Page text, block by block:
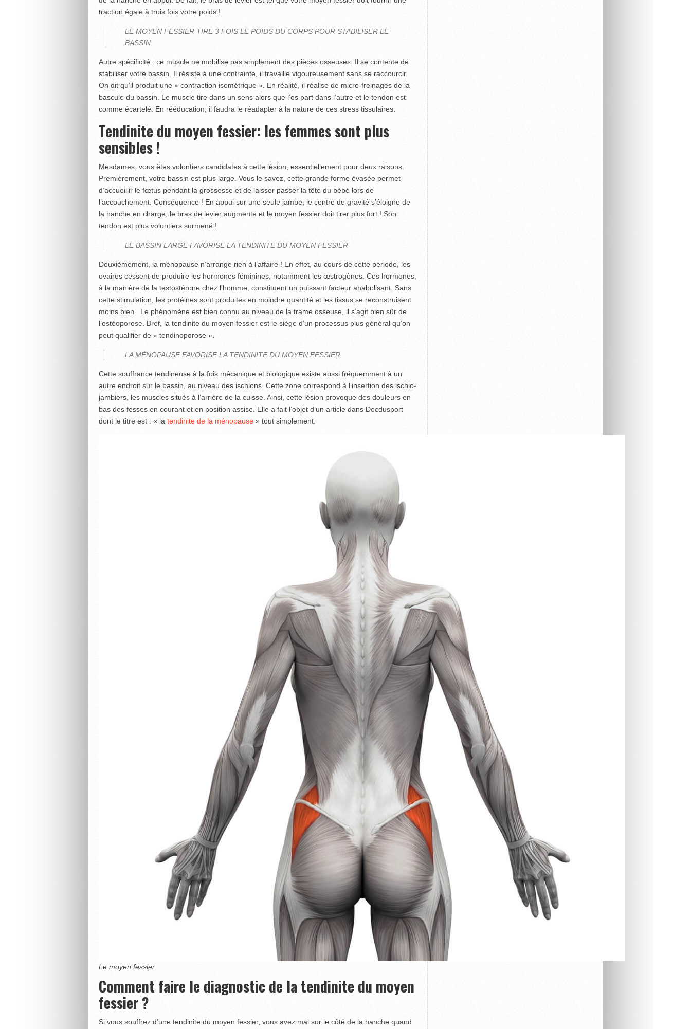
traction égale à trois fois votre poids !
LE MOYEN FESSIER TIRE 3 FOIS LE POIDS DU CORPS POUR STABILISER LE
BASSIN
Autre spécificité : ce muscle ne mobilise pas amplement des pièces osseuses. Il se contente de
stabiliser votre bassin. Il résiste à une contrainte, il travaille vigoureusement sans se raccourcir.
On dit qu’il produit une « contraction isométrique ». En réalité, il réalise de micro-freinages de la
bascule du bassin. Le muscle tire dans un sens alors que l’os part dans l’autre et le tendon est
comme écartelé. En rééducation, il faudra le réadapter à la nature de ces stress tissulaires.
Tendinite du moyen fessier: les femmes sont plus
sensibles !
Mesdames, vous êtes volontiers candidates à cette lésion, essentiellement pour deux raisons.
Premièrement, votre bassin est plus large. Vous le savez, cette grande forme évasée permet
d’accueillir le fœtus pendant la grossesse et de laisser passer la tête du bébé lors de
l’accouchement. Conséquence ! En appui sur une seule jambe, le centre de gravité s’éloigne de
la hanche en charge, le bras de levier augmente et le moyen fessier doit tirer plus fort ! Son
tendon est plus volontiers surmené !
LE BASSIN LARGE FAVORISE LA TENDINITE DU MOYEN FESSIER
Deuxièmement, la ménopause n’arrange rien à l’affaire ! En effet, au cours de cette période, les
ovaires cessent de produire les hormones féminines, notamment les œstrogènes. Ces hormones,
à la manière de la testostérone chez l’homme, constituent un puissant facteur anabolisant. Sans
cette stimulation, les protéines sont produites en moindre quantité et les tissus se reconstruisent
moins bien. Le phénomène est bien connu au niveau de la trame osseuse, il s’agit bien sûr de
l’ostéoporose. Bref, la tendinite du moyen fessier est le siège d’un processus plus général qu’on
peut qualifier de « tendinoporose ».
LA MÉNOPAUSE FAVORISE LA TENDINITE DU MOYEN FESSIER
Cette souffrance tendineuse à la fois mécanique et biologique existe aussi fréquemment à un
autre endroit sur le bassin, au niveau des ischions. Cette zone correspond à l’insertion des ischio-
jambiers, les muscles situés à l’arrière de la cuisse. Ainsi, cette lésion provoque des douleurs en
bas des fesses en courant et en position assise. Elle a fait l’objet d’un article dans Docdusport
dont le titre est : « la tendinite de la ménopause» tout simplement.
Le moyen fessier
Comment faire le diagnostic de la tendinite du moyen
fessier ?
Si vous souffrez d’une tendinite du moyen fessier, vous avez mal sur le côté de la hanche quand